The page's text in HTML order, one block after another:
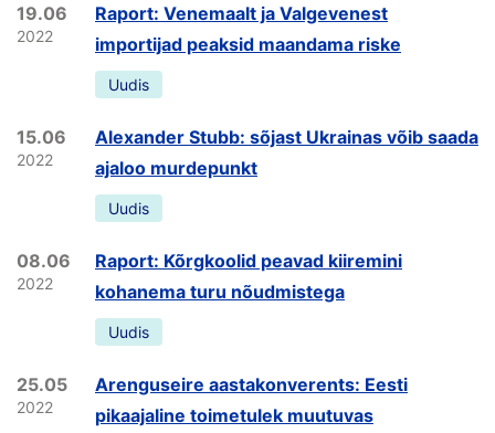
19.06
2022
Raport: Venemaalt ja Valgevenest
importijad peaksid maandama riske
Uudis
15.06
2022
Alexander Stubb: sõjast Ukrainas võib saada
ajaloo murdepunkt
Uudis
08.06
2022
Raport: Kõrgkoolid peavad kiiremini
kohanema turu nõudmistega
Uudis
25.05
2022
Arenguseire aastakonverents: Eesti
pikaajaline toimetulek muutuvas